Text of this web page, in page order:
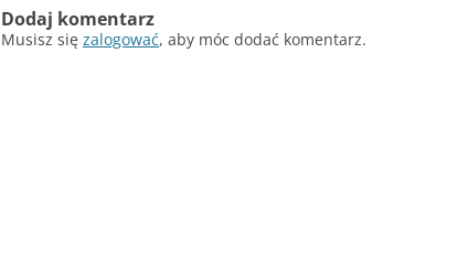
Dodaj komentarz
Musisz się zalogować, aby móc dodać komentarz.